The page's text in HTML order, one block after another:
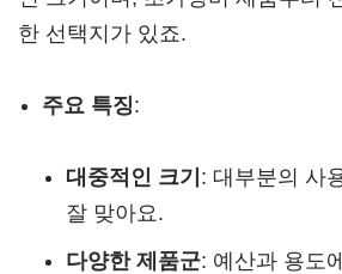
한 선택지가 있죠.
주요 특징:
대중적인 크기 : 대부분의 사
잘 맞아요.
다양한 제품군: 예산과 용도